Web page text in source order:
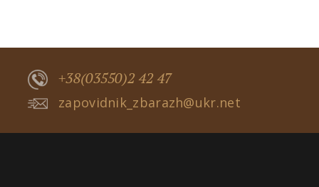
+38(03550)2 42 47
zapovidnik_zbarazh@ukr.net